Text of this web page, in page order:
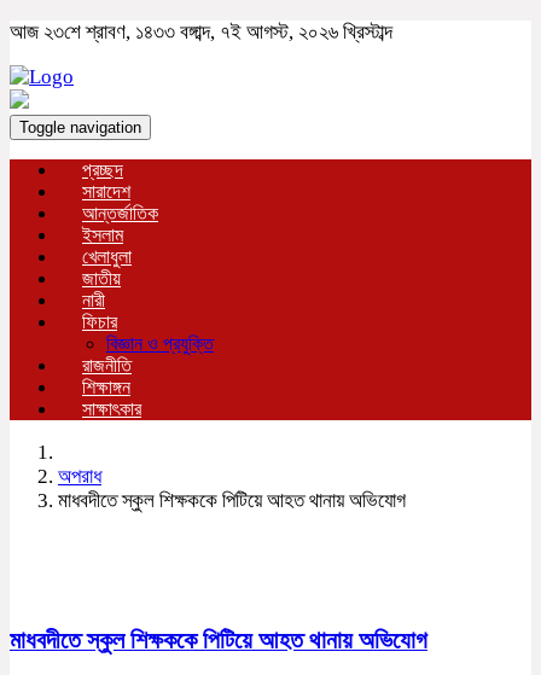
আজ ২৩শে শ্রাবণ, ১৪৩৩ বঙ্গাব্দ, ৭ই আগস্ট, ২০২৬ খ্রিস্টাব্দ
Toggle navigation
প্রচ্ছদ
সারাদেশ
আন্তর্জাতিক
ইসলাম
খেলাধুলা
জাতীয়
নারী
ফিচার
বিজ্ঞান ও প্রযুক্তি
রাজনীতি
শিক্ষাঙ্গন
সাক্ষাৎকার
অপরাধ
মাধবদীতে স্কুল শিক্ষককে পিটিয়ে আহত থানায় অভিযোগ
মাধবদীতে স্কুল শিক্ষককে পিটিয়ে আহত থানায় অভিযোগ